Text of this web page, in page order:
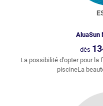
AluaSun
dès
La possibilité d'opter pour la
piscineLa